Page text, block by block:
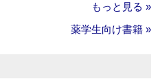
もっと見る »
薬学生向け書籍 »